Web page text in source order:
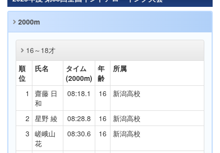
2000m
16～18才
順
位
氏名
タイム
(2000m)
年
齢
所属
1
齋藤 日
和
08:18.1 16 新潟高校
2 星野 綾 08:28.8 16
新潟高校
3 嵯峨山
花
08:30.6 16 新潟高校